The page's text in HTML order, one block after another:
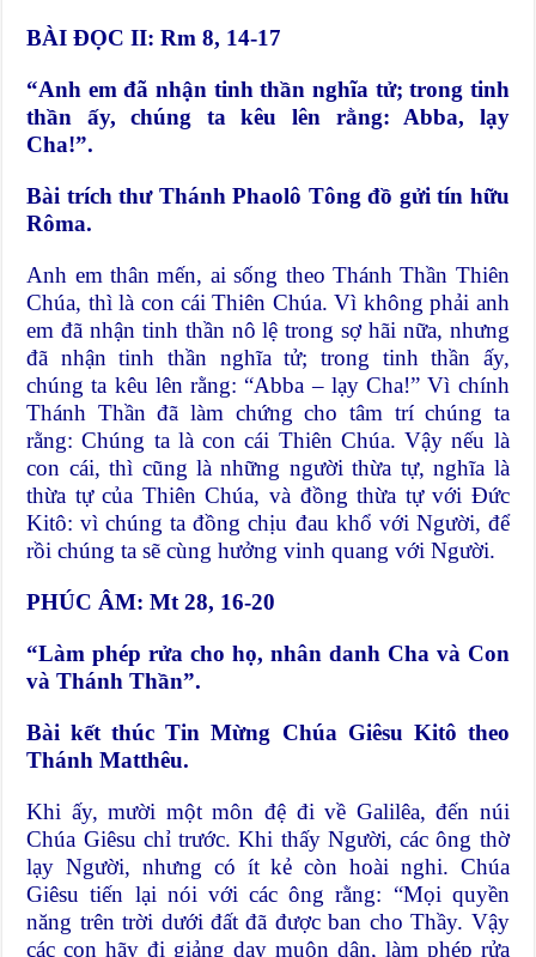
BÀI ĐỌC II: Rm 8, 14-17
“Anh em đã nhận tinh thần nghĩa tử; trong tinh
thần ấy, chúng ta kêu lên rằng: Abba, lạy
Cha!”.
Bài trích thư Thánh Phaolô Tông đồ gửi tín hữu
Rôma.
Anh em thân mến, ai sống theo Thánh Thần Thiên
Chúa, thì là con cái Thiên Chúa. Vì không phải anh
em đã nhận tinh thần nô lệ trong sợ hãi nữa, nhưng
đã nhận tinh thần nghĩa tử; trong tinh thần ấy,
chúng ta kêu lên rằng: “Abba – lạy Cha!” Vì chính
Thánh Thần đã làm chứng cho tâm trí chúng ta
rằng: Chúng ta là con cái Thiên Chúa. Vậy nếu là
con cái, thì cũng là những người thừa tự, nghĩa là
thừa tự của Thiên Chúa, và đồng thừa tự với Đức
Kitô: vì chúng ta đồng chịu đau khổ với Người, để
rồi chúng ta sẽ cùng hưởng vinh quang với Người.
PHÚC ÂM: Mt 28, 16-20
“Làm phép rửa cho họ, nhân danh Cha và Con
và Thánh Thần”.
Bài kết thúc Tin Mừng Chúa Giêsu Kitô theo
Thánh Matthêu.
Khi ấy, mười một môn đệ đi về Galilêa, đến núi
Chúa Giêsu chỉ trước. Khi thấy Người, các ông thờ
lạy Người, nhưng có ít kẻ còn hoài nghi. Chúa
Giêsu tiến lại nói với các ông rằng: “Mọi quyền
năng trên trời dưới đất đã được ban cho Thầy. Vậy
các con hãy đi giảng dạy muôn dân, làm phép rửa